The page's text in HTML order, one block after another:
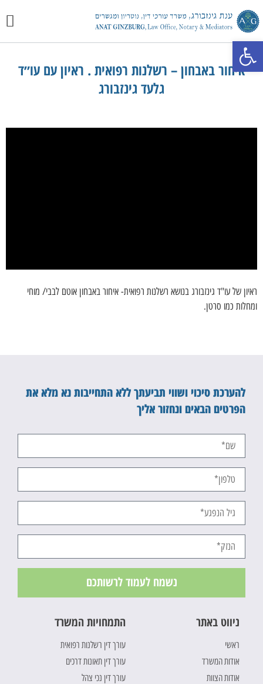
פתח סרגל נגישות
איחור באבחון – רשלנות רפואית . ראיון עם עו״ד
גלעד גינזבורג
ראיון של עו"ד גינזבורג בנושא רשלנות רפואית- איחור באבחון אוטם לבבי/ מוחי
ומחלות כמו סרטן.
להערכת סיכוי ושווי תביעתך ללא התחייבות נא מלא את
הפרטים הבאים ונחזור אליך
נשמח לעמוד לרשותכם
ניווט באתר
ראשי
אודות המשרד
אודות הצוות
התמחויות המשרד
עורך דין רשלנות רפואית
עורך דין תאונות דרכים
עורך דין נכי צהל